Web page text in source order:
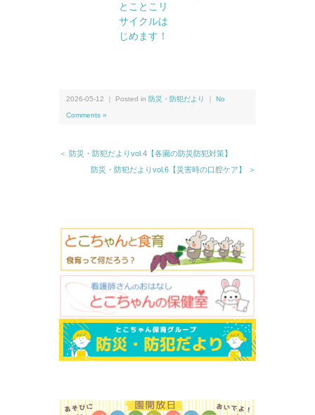
とことこリ
サイクルは
じめます！
2026-05-12 ｜ Posted in 防災・防犯だより No
Comments »
＜ 防災・防犯だよりvol.4【各園の防災防犯対策】
防災・防犯だよりvol.6【災害時の口腔ケア】 ＞